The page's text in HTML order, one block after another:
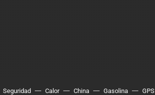
Seguridad Calor China Gasolina GPS